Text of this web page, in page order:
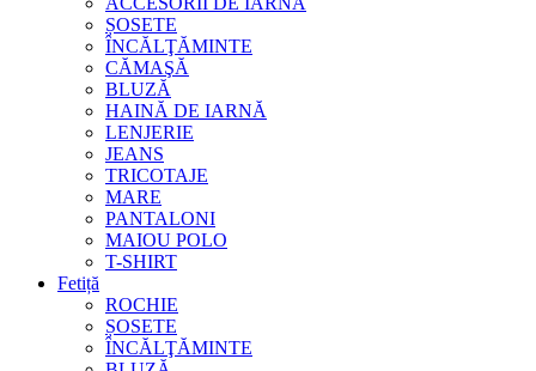
ȘOSETE
ÎNCĂLŢĂMINTE
CĂMAŞĂ
BLUZĂ
HAINĂ DE IARNĂ
LENJERIE
JEANS
TRICOTAJE
MARE
PANTALONI
MAIOU POLO
T-SHIRT
Fetiță
ROCHIE
ȘOSETE
ÎNCĂLŢĂMINTE